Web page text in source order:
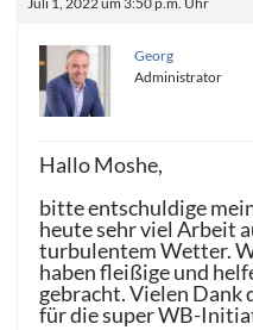
Georg
Administrator
Hallo Moshe,
bitte entschuldige
heute sehr viel Arbeit
turbulentem Wetter.
haben fleißige und
gebracht. Vielen Dank
für die super WB-